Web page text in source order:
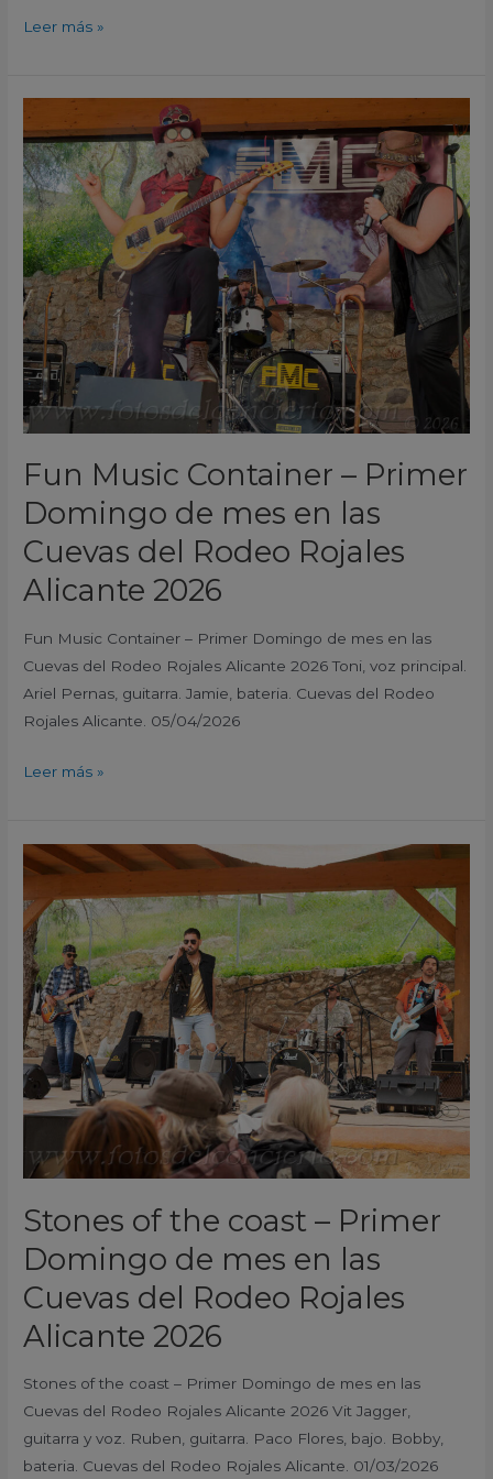
Leer más »
Fun Music Container – Primer
Domingo de mes en las
Cuevas del Rodeo Rojales
Alicante 2026
Fun Music Container – Primer Domingo de mes en las
Cuevas del Rodeo Rojales Alicante 2026 Toni, voz principal.
Ariel Pernas, guitarra. Jamie, bateria. Cuevas del Rodeo
Rojales Alicante. 05/04/2026
Music
Container
–
Primer
Domingo
de
mes
en
las
Cuevas
del
Rojales
2026
Leer más »
Stones of the coast – Primer
Domingo de mes en las
Cuevas del Rodeo Rojales
Alicante 2026
Stones of the coast – Primer Domingo de mes en las
Cuevas del Rodeo Rojales Alicante 2026 Vit Jagger,
guitarra y voz. Ruben, guitarra. Paco Flores, bajo. Bobby,
bateria. Cuevas del Rodeo Rojales Alicante. 01/03/2026
Stones
of
the
coast
–
Primer
Domingo
de
mes
en
Cuevas
Rodeo
Alicante
2026